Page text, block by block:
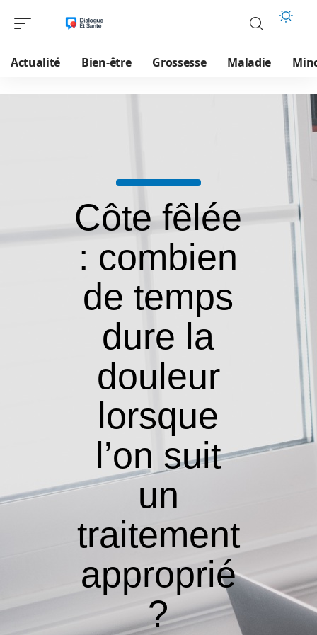
Actualité Bien-être Grossesse Maladie
Côte fêlée
: combien
de temps
dure la
douleur
lorsque
l’on suit
un
traitement
approprié
?